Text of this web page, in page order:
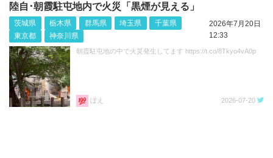
陸自･朝霞駐屯地内で火災「黒煙が見える」
茨城県 栃木県 群馬県 埼玉県
千葉県
東京都
神奈川県
2026年7月20日
12:33
朝霞駐屯地の中で火災発生してます https://t.co/8Tkyo4vA0p
ぼえ 2026-07-20